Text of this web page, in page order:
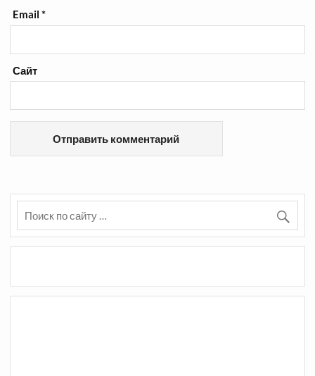
Email*
Сайт